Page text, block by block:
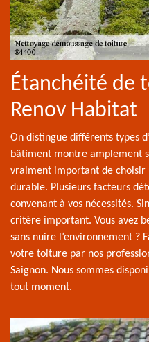
Étanchéité de
Renov Habitat
On distingue différents types
bâtiment montre amplement
vraiment important de choisir
durable. Plusieurs facteurs
convenant à vos nécessités.
critère important. Vous avez
sans nuire l’environnement ?
votre toiture par nos
Saignon. Nous sommes
tout moment.